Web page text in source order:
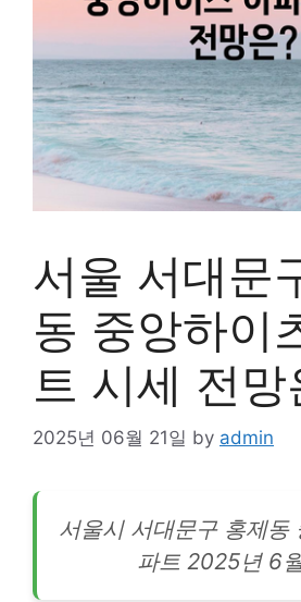
서울 서대문
동 중앙하이
트 시세 전망
2025년 06월 21일 by admin
서울시 서대문구 홍제동
파트 2025년 6